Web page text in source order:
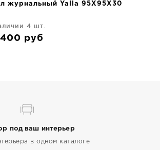
журнальный Yalla 95X95X30
4 шт.
400 руб
под ваш интерьер
в одном каталоге